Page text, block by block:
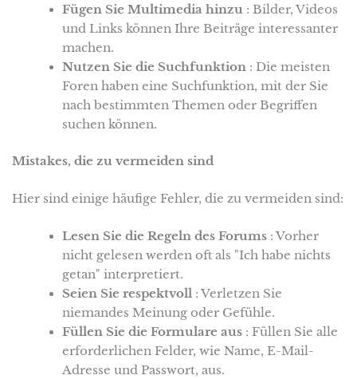
Fügen Sie Multimedia hinzu : Bilder, Videos
und Links können Ihre Beiträge interessanter
machen.
Nutzen Sie die Suchfunktion : Die meisten
Foren haben eine Suchfunktion, mit der Sie
nach bestimmten Themen oder Begriffen
suchen können.
Mistakes, die zu vermeiden sind
Hier sind einige häufige Fehler, die zu vermeiden sind:
Lesen Sie die Regeln des Forums : Vorher
nicht gelesen werden oft als "Ich habe nichts
getan" interpretiert.
Seien Sie respektvoll : Verletzen Sie
niemandes Meinung oder Gefühle.
Füllen Sie die Formulare aus : Füllen Sie alle
erforderlichen Felder, wie Name, E-Mail-
Adresse und Passwort, aus.